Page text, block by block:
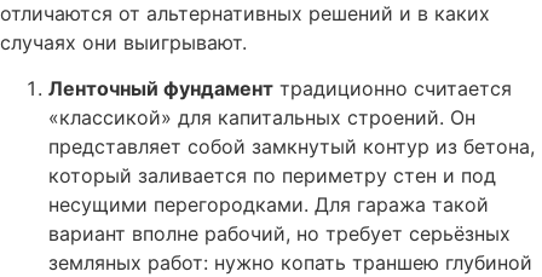
отличаются от альтернативных решений и в каких
случаях они выигрывают.
Ленточный фундамент традиционно считается
«классикой» для капитальных строений. Он
представляет собой замкнутый контур из бетона,
который заливается по периметру стен и под
несущими перегородками. Для гаража такой
вариант вполне рабочий, но требует серьёзных
земляных работ: нужно копать траншею глубиной